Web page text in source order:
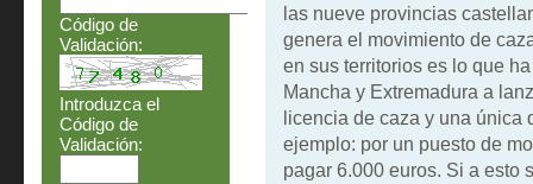
Código de
Validación:
Introduzca el
Código de
Validación:
las nueve provincias
genera el movimiento de
en sus territorios es lo que
Mancha y Extremadura a
licencia de caza y una única
ejemplo: por un puesto de
pagar 6.000 euros. Si a esto